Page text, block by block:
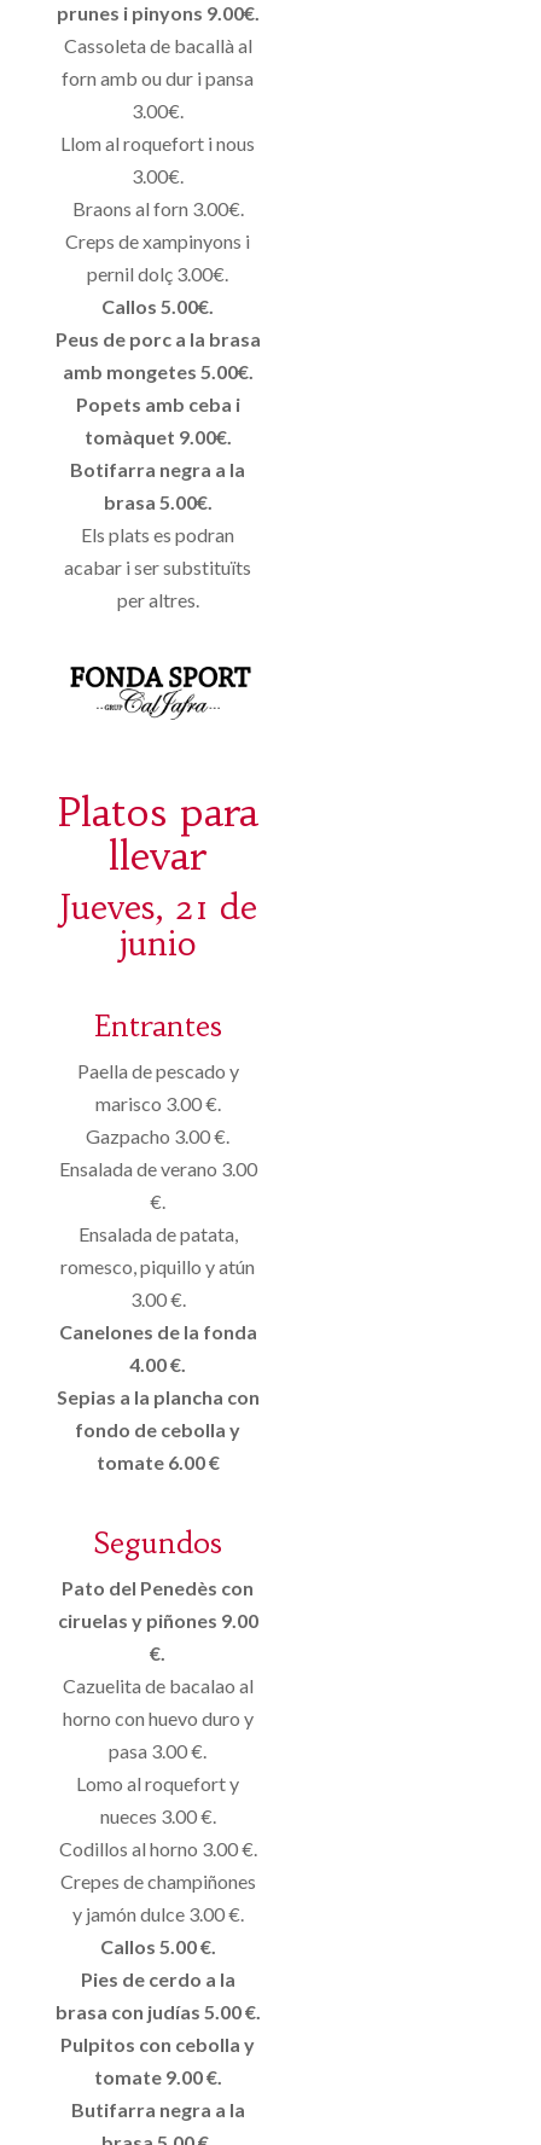
prunes i pinyons 9.00€.
Cassoleta de bacallà al
forn amb ou dur i pansa
3.00€.
Llom al roquefort i nous
3.00€.
Braons al forn 3.00€.
Creps de xampinyons i
pernil dolç 3.00€.
Callos 5.00€.
Peus de porc a la brasa
amb mongetes 5.00€.
Popets amb ceba i
tomàquet 9.00€.
Botifarra negra a la
brasa 5.00€.
Els plats es podran
acabar i ser substituïts
per altres.
Platos para
llevar
Jueves, 21 de
junio
Entrantes
Paella de pescado y
marisco 3.00 €.
Gazpacho 3.00 €.
Ensalada de verano 3.00
€.
Ensalada de patata,
romesco, piquillo y atún
3.00 €.
Canelones de la fonda
4.00 €.
Sepias a la plancha con
fondo de cebolla y
tomate 6.00 €
Segundos
Pato del Penedès con
ciruelas y piñones 9.00
€.
Cazuelita de bacalao al
horno con huevo duro y
pasa 3.00 €.
Lomo al roquefort y
nueces 3.00 €.
Codillos al horno 3.00 €.
Crepes de champiñones
y jamón dulce 3.00 €.
Callos 5.00 €.
Pies de cerdo a la
brasa con judías 5.00 €.
Pulpitos con cebolla y
tomate 9.00 €.
Butifarra negra a la